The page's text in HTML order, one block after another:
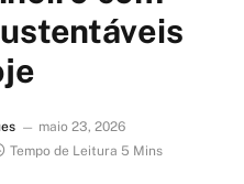
maio 23, 2026
Tempo de Leitura 5 Mins